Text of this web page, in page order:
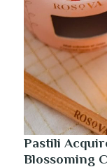
Pastili
Blossoming